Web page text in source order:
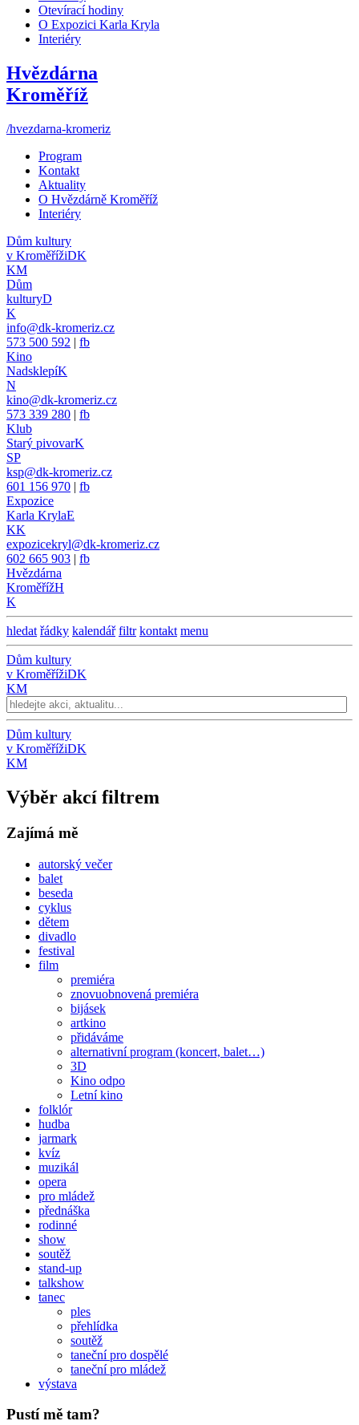
Otevírací hodiny
O Expozici Karla Kryla
Interiéry
Hvězdárna
Kroměříž
/hvezdarna-kromeriz
Program
Kontakt
Aktuality
O Hvězdárně Kroměříž
Interiéry
Dům kultury
v KroměřížiDK
KM
Dům
kulturyD
K
info@dk-kromeriz.cz
573 500 592 | fb
Kino
NadsklepíK
N
kino@dk-kromeriz.cz
573 339 280 | fb
Klub
Starý pivovarK
SP
ksp@dk-kromeriz.cz
601 156 970 | fb
Expozice
Karla KrylaE
KK
expozicekryl@dk-kromeriz.cz
602 665 903 | fb
Hvězdárna
KroměřížH
K
hledat řádky kalendář filtr kontakt menu
Dům kultury
v KroměřížiDK
KM
Dům kultury
v KroměřížiDK
KM
Výběr akcí filtrem
Zajímá mě
autorský večer
balet
beseda
cyklus
dětem
divadlo
festival
film
premiéra
znovuobnovená premiéra
bijásek
artkino
přidáváme
alternativní program (koncert, balet…)
3D
Kino odpo
Letní kino
folklór
hudba
jarmark
kvíz
muzikál
opera
pro mládež
přednáška
rodinné
show
soutěž
stand-up
talkshow
tanec
ples
přehlídka
soutěž
taneční pro dospělé
taneční pro mládež
výstava
Pustí mě tam?